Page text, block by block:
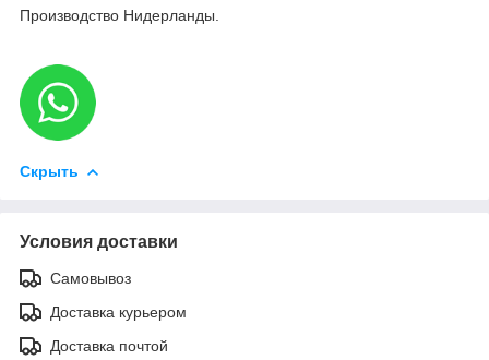
Производство Нидерланды.
Скрыть
Условия доставки
Самовывоз
Доставка курьером
Доставка почтой